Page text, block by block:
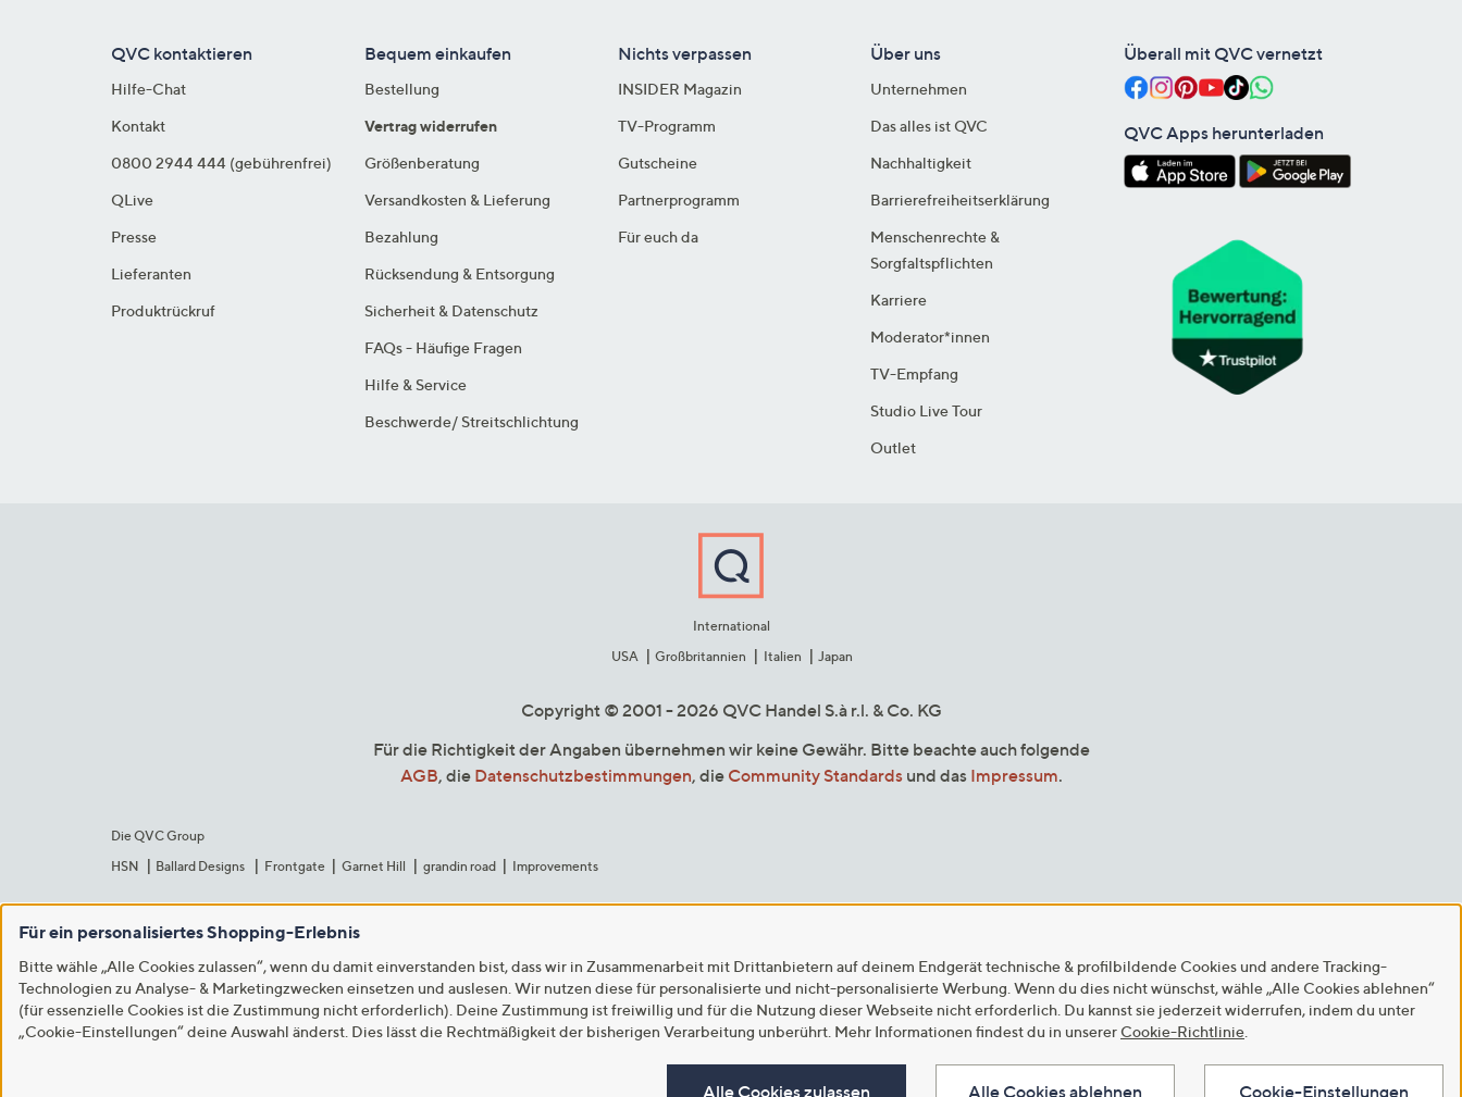
QVC kontaktieren
Hilfe-Chat
Kontakt
0800 2944 444 (gebührenfrei)
QLive
Presse
Lieferanten
Produktrückruf
Bequem einkaufen
Bestellung
Vertrag widerrufen
Größenberatung
Versandkosten & Lieferung
Bezahlung
Rücksendung & Entsorgung
Sicherheit & Datenschutz
FAQs - Häufige Fragen
Hilfe & Service
Beschwerde/ Streitschlichtung
Nichts verpassen
INSIDER Magazin
TV-Programm
Gutscheine
Partnerprogramm
Für euch da
Über uns
Unternehmen
Das alles ist QVC
Nachhaltigkeit
Barrierefreiheitserklärung
Menschenrechte &
Sorgfaltspflichten
Karriere
Moderator*innen
TV-Empfang
Studio Live Tour
Outlet
Überall mit QVC vernetzt
QVC Apps herunterladen
International
USA
Großbritannien Italien Japan
Copyright © 2001 - 2026 QVC Handel S.à r.l. & Co. KG
Für die Richtigkeit der Angaben übernehmen wir keine Gewähr. Bitte beachte auch folgende
AGB, die Datenschutzbestimmungen, die Community Standardsund das Impressum.
Die QVC Group
HSN
Ballard Designs Frontgate Garnet Hill grandin road Improvements
Für ein personalisiertes Shopping-Erlebnis
Bitte wähle „Alle Cookies zulassen“, wenn du damit einverstanden bist, dass wir in Zusammenarbeit mit Drittanbietern auf deinem Endgerät technische & profilbildende Cookies und andere Tracking-
Technologien zu Analyse- & Marketingzwecken einsetzen und auslesen. Wir nutzen diese für personalisierte und nicht-personalisierte Werbung. Wenn du dies nicht wünschst, wähle „Alle Cookies ablehnen“
(für essenzielle Cookies ist die Zustimmung nicht erforderlich). Deine Zustimmung ist freiwillig und für die Nutzung dieser Webseite nicht erforderlich. Du kannst sie jederzeit widerrufen, indem du unter
„Cookie-Einstellungen“ deine Auswahl änderst. Dies lässt die Rechtmäßigkeit der bisherigen Verarbeitung unberührt. Mehr Informationen findest du in unserer Cookie-Richtlinie
Alle Cookies zulassen Alle Cookies ablehnen Cookie-Einstellungen